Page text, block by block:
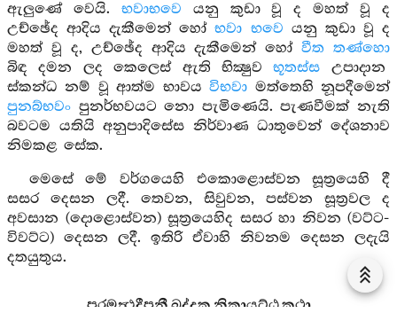
ඇලුණේ වෙයි. භවාභවෙ යනු කුඩා වූ ද මහත් වූ ද
උච්ඡේද ආදිය දැකීමෙන් හෝභවා භවෙ යනු කුඩා වූ ද
මහත් වූ ද, උච්ඡේද ආදිය දැකීමෙන් හෝවීත තණ්හො
බිඳ දමන ලද කෙලෙස් ඇති භික්‍ෂුවභූතස්ස උපාදාන
ස්කන්ධ නම් වූ ආත්ම භාවයවිභවා මත්තෙහි නූපදීමෙන්
පුනබ්භවං පුනර්භවයට නො පැමිණෙයි. පැණවීමක් නැති
බවටම යතියි අනුපාදිසේස නිර්වාණ ධාතුවෙන් දේශනාව
නිමකළ සේක.
මෙසේ මේ වර්ගයෙහි එකොළොස්වන සූත්‍රයෙහි දී
සසර දෙසන ලදී. තෙවන, සිවුවන, පස්වන සූත්‍රවල ද
අවසාන (දොළොස්වන) සූත්‍රයෙහිද සසර හා නිවන (වට්ට-
විවට්ට) දෙසන ලදී. ඉතිරි ඒවාහි නිවනම දෙසන ලදැයි
දතයුතුය.
පරමත්‍ථදීපනී ඛුද්දක නිකායට්ඨ කථා